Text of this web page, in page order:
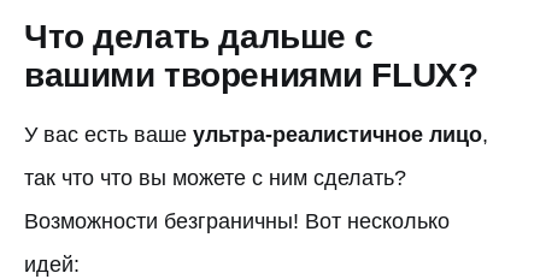
Что делать дальше с
вашими творениями FLUX?
У вас есть ваше ультра-реалистичное лицо,
так что что вы можете с ним сделать?
Возможности безграничны! Вот несколько
идей: